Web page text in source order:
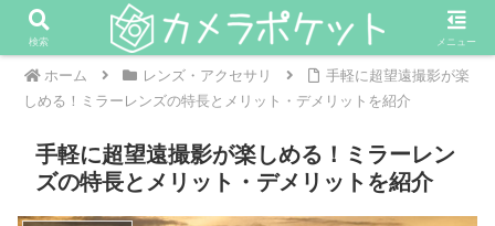
ホーム レンズ・アクセサリ
手軽に超望遠撮影が楽
しめる！ミラーレンズの特長とメリット・デメリットを紹介
手軽に超望遠撮影が楽しめる！ミラーレン
ズの特長とメリット・デメリットを紹介
検索 メニュー